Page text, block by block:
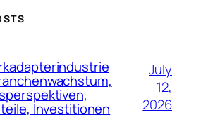
Investitionen
July
12,
2026